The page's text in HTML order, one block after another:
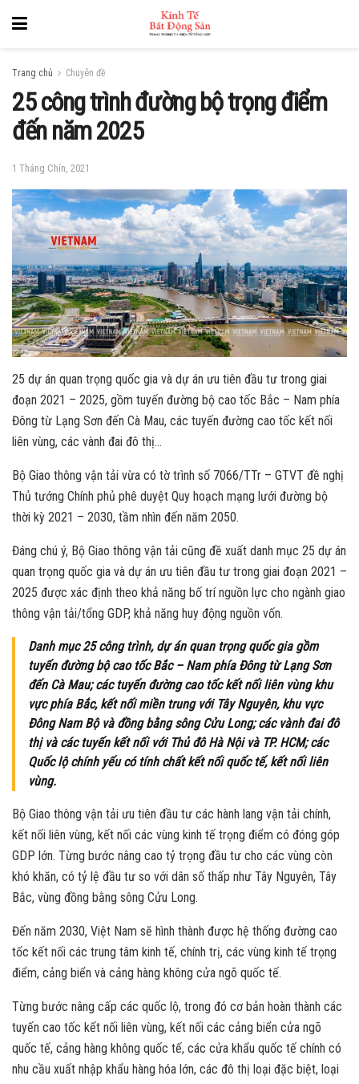
Trang chủ Chuyên đề
25 công trình đường bộ trọng điểm
đến năm 2025
1 Tháng Chín, 2021
25 dự án quan trọng quốc gia và dự án ưu tiên đầu tư trong giai
đoạn 2021 – 2025, gồm tuyến đường bộ cao tốc Bắc – Nam phía
Đông từ Lạng Sơn đến Cà Mau, các tuyến đường cao tốc kết nối
liên vùng, các vành đai đô thị…
Bộ Giao thông vận tải vừa có tờ trình số 7066/TTr – GTVT đề nghị
Thủ tướng Chính phủ phê duyệt Quy hoạch mạng lưới đường bộ
thời kỳ 2021 – 2030, tầm nhìn đến năm 2050.
Đáng chú ý, Bộ Giao thông vận tải cũng đề xuất danh mục 25 dự án
quan trọng quốc gia và dự án ưu tiên đầu tư trong giai đoạn 2021 –
2025 được xác định theo khả năng bố trí nguồn lực cho ngành giao
thông vận tải/tổng GDP, khả năng huy động nguồn vốn.
Danh mục 25 công trình, dự án quan trọng quốc gia gồm
tuyến đường bộ cao tốc Bắc – Nam phía Đông từ Lạng Sơn
đến Cà Mau; các tuyến đường cao tốc kết nối liên vùng khu
vực phía Bắc, kết nối miền trung với Tây Nguyên, khu vực
Đông Nam Bộ và đồng bằng sông Cửu Long; các vành đai đô
thị và các tuyến kết nối với Thủ đô Hà Nội và TP. HCM; các
Quốc lộ chính yếu có tính chất kết nối quốc tế, kết nối liên
vùng.
Bộ Giao thông vận tải ưu tiên đầu tư các hành lang vận tải chính,
kết nối liên vùng, kết nối các vùng kinh tế trọng điểm có đóng góp
GDP lớn. Từng bước nâng cao tỷ trọng đầu tư cho các vùng còn
khó khăn, có tỷ lệ đầu tư so với dân số thấp như Tây Nguyên, Tây
Bắc, vùng đồng bằng sông Cửu Long.
Đến năm 2030, Việt Nam sẽ hình thành được hệ thống đường cao
tốc kết nối các trung tâm kinh tế, chính trị, các vùng kinh tế trọng
điểm, cảng biển và cảng hàng không cửa ngõ quốc tế.
Từng bước nâng cấp các quốc lộ, trong đó cơ bản hoàn thành các
tuyến cao tốc kết nối liên vùng, kết nối các cảng biển cửa ngõ
quốc tế, cảng hàng không quốc tế, các cửa khẩu quốc tế chính có
nhu cầu xuất nhập khẩu hàng hóa lớn, các đô thị loại đặc biệt, loại